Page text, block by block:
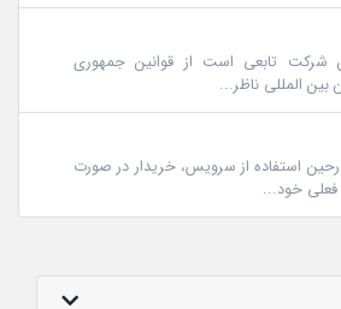
شرکت تابعی است از قوانین جمهوری
بین المللی ناظر...
استفاده از سرویس، خریدار در صورت
فعلی خود...